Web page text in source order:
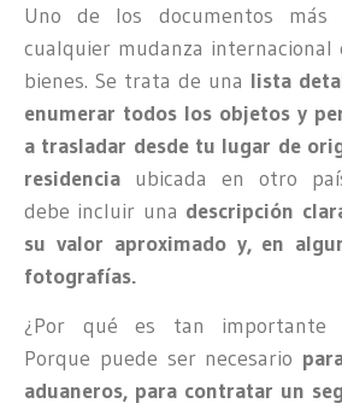
Uno de los documentos más
cualquier mudanza
bienes. Se trata de una lista
enumerar todos los objetos y
a trasladar desde tu lugar de
residencia ubicada en otro
debe incluir una descripción
su valor aproximado y, en
fotografías.
¿Por qué es tan importante
Porque puede ser necesario
aduaneros, para contratar un